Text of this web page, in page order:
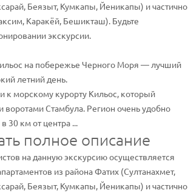
Беязыт, Кумкапы, Йеникапы) и частично
Каракёй, Бешикташ). Будьте
экскурсии.
на побережье Черного Моря — лучший
летний день.
к морскому курорту Кильос, который
Стамбула. Регион очень удобно
30 км от центра ...
полное описание
на данную экскурсию осуществляется
из района Фатих (Султанахмет,
Беязыт, Кумкапы, Йеникапы) и частично